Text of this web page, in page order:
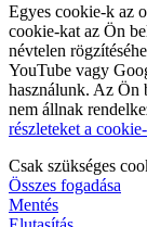
Egyes cookie-k az
cookie-kat az Ön
névtelen
YouTube vagy
használunk. Az Ön
nem állnak
részleteket a
Csak szükséges
Összes fogadása
Mentés